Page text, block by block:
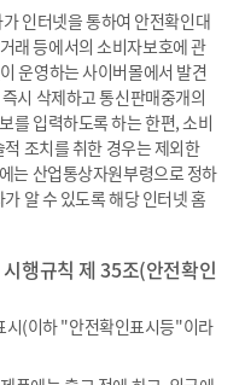
인터넷을 통하여 안전확인대
래 등에서의 소비자보호에 관
운영하는 사이버몰에서 발견
시 삭제하고 통신판매중개의
를 입력하도록 하는 한편, 소비
조치를 취한 경우는 제외한
는 산업통상자원부령으로 정하
알 수 있도록 해당 인터넷 홈
행규칙 제 35조(안전확인
(이하 "안전확인표시등"이라